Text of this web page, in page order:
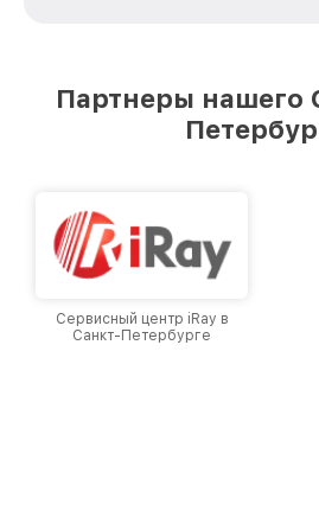
лучшим сервисным
городе Санкт-Петербурге,
Партнеры нашего
Сервисный центр iRay в
Санкт-Петербурге